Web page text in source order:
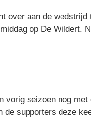
over aan de
op De Wildert.
seizoen nog
de supporters deze